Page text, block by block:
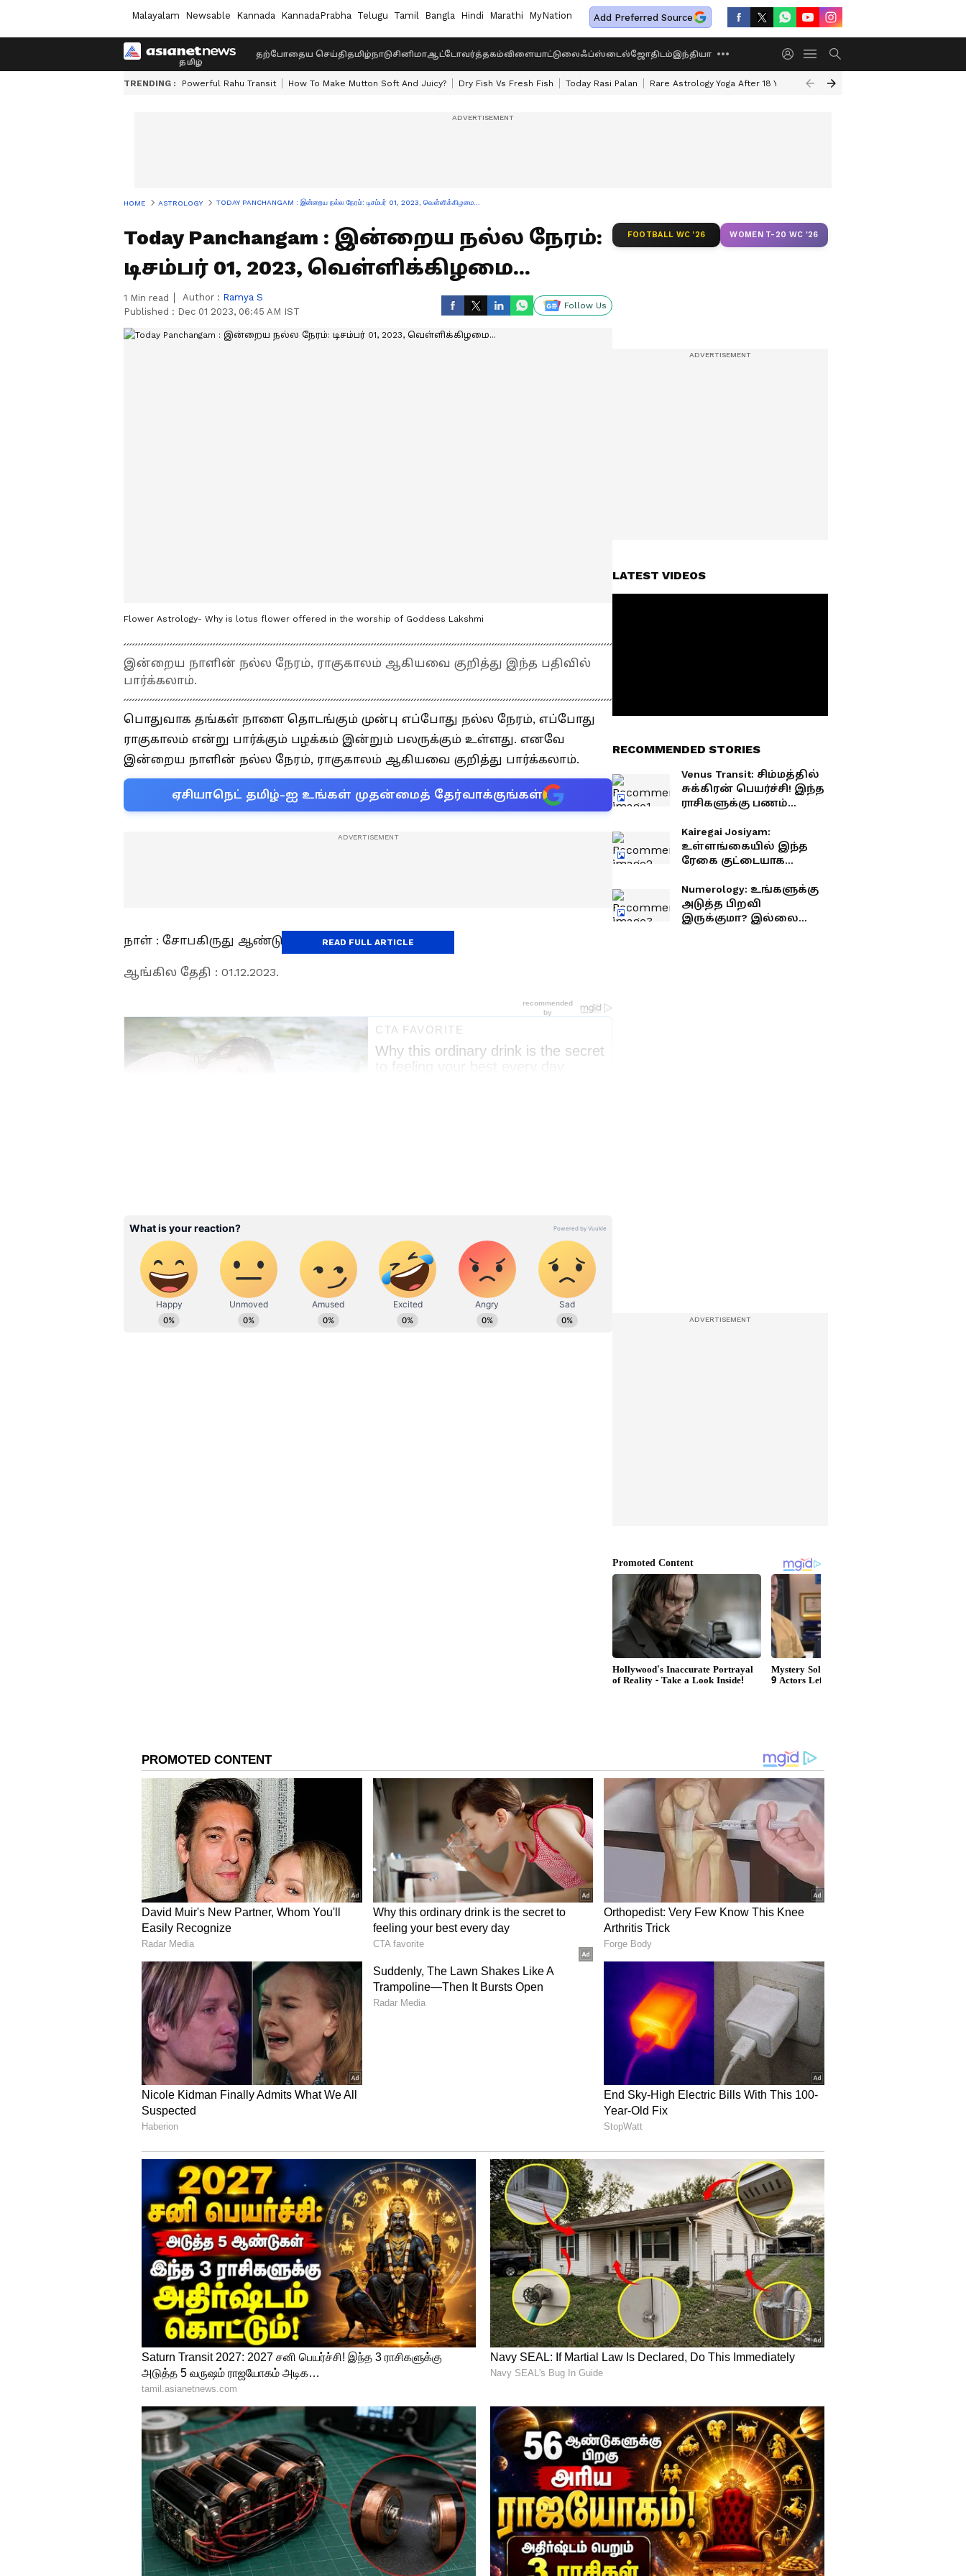
Malayalam Newsable Kannada KannadaPrabha Telugu Tamil Bangla Hindi Marathi MyNation Add Preferred Source
தற்போதைய செய்திதமிழ்நாடுசினிமாஆட்டோவர்த்தகம்விளையாட்டுலைஃப்ஸ்டைல்ஜோதிடம்இந்தியா
TRENDING : Powerful Rahu Transit How To Make Mutton Soft And Juicy? Dry Fish Vs Fresh Fish Today Rasi Palan Rare Astrology Yoga After 18 Years Dwi Pushkar Yoga 2026
HOME ASTROLOGY TODAY PANCHANGAM : இன்றைய நல்ல நேரம்: டிசம்பர் 01, 2023, வெள்ளிக்கிழமை...
Today Panchangam : இன்றைய நல்ல நேரம்:
டிசம்பர் 01, 2023, வெள்ளிக்கிழமை...
1 Min read Author : Ramya S
Published : Dec 01 2023, 06:45 AM IST
Follow Us
Flower Astrology- Why is lotus flower offered in the worship of Goddess Lakshmi
இன்றைய நாளின் நல்ல நேரம், ராகுகாலம் ஆகியவை குறித்து இந்த பதிவில்
பார்க்கலாம்.
பொதுவாக தங்கள் நாளை தொடங்கும் முன்பு எப்போது நல்ல நேரம், எப்போது
ராகுகாலம் என்று பார்க்கும் பழக்கம் இன்றும் பலருக்கும் உள்ளது. எனவே
இன்றைய நாளின் நல்ல நேரம், ராகுகாலம் ஆகியவை குறித்து பார்க்கலாம்.
ஏசியாநெட் தமிழ்-ஐ உங்கள் முதன்மைத் தேர்வாக்குங்கள்
நாள் : சோபகிருது ஆண்டு, கார்த்திகை 15.
ஆங்கில தேதி : 01.12.2023.
கிழமை : வெள்ளிக்கிழமை.
திதி : இன்று பிற்பகல் 3.31 வரை சதுர்த்தி, பின்னர் பஞ்சமி.
நல்ல நேரம் :
காலை: 7.45 முதல் 8.45 வரை
மாலை : 4.45 முதல் 5.45 வரை
மாலை : 6.30 முதல் 7.30 வரை
எந்த நேரத்தை தவிர்க்க வேண்டும் :
ராகுகாலம் : காலை 10.30 முதல் 12.00 மணி வரை
குளிகை : மாலை 3.00 மணி முதல் 4.30 மணி வரை
சூலம் : மேற்கு..
பரிகாரம் : வெல்லம்
நேத்திரம் : 1
ஜீவன் : 1/2
READ FULL ARTICLE
வேலைவாய்ப்பு, சினிமா ஆகிய தலைப்புகளில் மிகுந்த ஆர்வம் இருக்கும் இவர்
வாசகர்களை ஈர்க்கும் வகையில் செய்திகளை எழுதி வருகிறார்.
FOOTBALL WC '26 WOMEN T-20 WC '26
LATEST VIDEOS
RECOMMENDED STORIES
Venus Transit: சிம்மத்தில்
சுக்கிரன் பெயர்ச்சி! இந்த
ராசிகளுக்கு பணம்
கூடுமாம்
Kairegai Josiyam:
உள்ளங்கையில் இந்த
ரேகை குட்டையாக
மரணம் ஏற்படுமா?
கைரேகை ஜோதிடம்
சொல்லும் உண்மை!
Numerology: உங்களுக்கு
அடுத்த பிறவி
இருக்குமா? இல்லை